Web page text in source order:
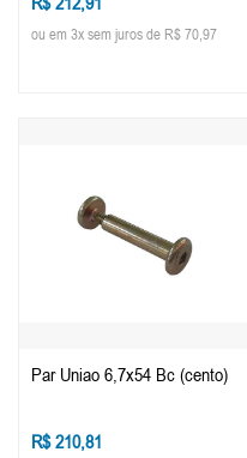
ou em 3x sem juros de R$ 70,97
Par Uniao 6,7x54 Bc (cento)
R$ 210,81